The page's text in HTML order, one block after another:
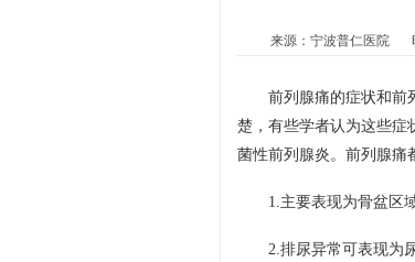
来源：宁波普仁医院
前列腺痛的症状和前
楚，有些学者认为这些症
菌性前列腺炎。前列腺痛
1.主要表现为骨盆区
2.排尿异常可表现为